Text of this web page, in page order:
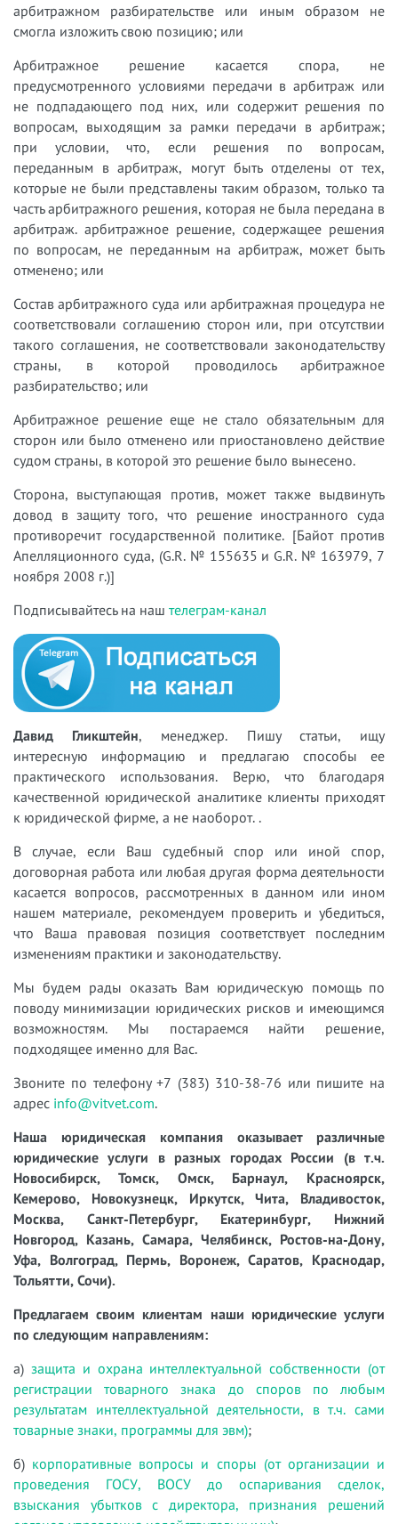
арбитражном разбирательстве или иным образом не
смогла изложить свою позицию; или
Арбитражное решение касается спора, не
предусмотренного условиями передачи в арбитраж или
не подпадающего под них, или содержит решения по
вопросам, выходящим за рамки передачи в арбитраж;
при условии, что, если решения по вопросам,
переданным в арбитраж, могут быть отделены от тех,
которые не были представлены таким образом, только та
часть арбитражного решения, которая не была передана в
арбитраж. арбитражное решение, содержащее решения
по вопросам, не переданным на арбитраж, может быть
отменено; или
Состав арбитражного суда или арбитражная процедура не
соответствовали соглашению сторон или, при отсутствии
такого соглашения, не соответствовали законодательству
страны, в которой проводилось арбитражное
разбирательство; или
Арбитражное решение еще не стало обязательным для
сторон или было отменено или приостановлено действие
судом страны, в которой это решение было вынесено.
Сторона, выступающая против, может также выдвинуть
довод в защиту того, что решение иностранного суда
противоречит государственной политике. [Байот против
Апелляционного суда, (G.R. № 155635 и G.R. № 163979, 7
ноября 2008 г.)]
Подписывайтесь на наш телеграм-канал
Давид Гликштейн, менеджер. Пишу статьи, ищу
интересную информацию и предлагаю способы ее
практического использования. Верю, что благодаря
качественной юридической аналитике клиенты приходят
к юридической фирме, а не наоборот. .
В случае, если Ваш судебный спор или иной спор,
договорная работа или любая другая форма деятельности
касается вопросов, рассмотренных в данном или ином
нашем материале, рекомендуем проверить и убедиться,
что Ваша правовая позиция соответствует последним
изменениям практики и законодательству.
Мы будем рады оказать Вам юридическую помощь по
поводу минимизации юридических рисков и имеющимся
возможностям. Мы постараемся найти решение,
подходящее именно для Вас.
Звоните по телефону +7 (383) 310-38-76 или пишите на
адрес info@vitvet.com.
Наша юридическая компания оказывает различные
юридические услуги в разных городах России (в т.ч.
Новосибирск, Томск, Омск, Барнаул, Красноярск,
Кемерово, Новокузнецк, Иркутск, Чита, Владивосток,
Москва, Санкт-Петербург, Екатеринбург, Нижний
Новгород, Казань, Самара, Челябинск, Ростов-на-Дону,
Уфа, Волгоград, Пермь, Воронеж, Саратов, Краснодар,
Тольятти, Сочи).
Предлагаем своим клиентам наши юридические услуги
по следующим направлениям:
а) защита и охрана интеллектуальной собственности (от
регистрации товарного знака до споров по любым
результатам интеллектуальной деятельности, в т.ч. сами
товарные знаки, программы для эвм);
б) корпоративные вопросы и споры (от организации и
проведения ГОСУ, ВОСУ до оспаривания сделок,
взыскания убытков с директора, признания решений